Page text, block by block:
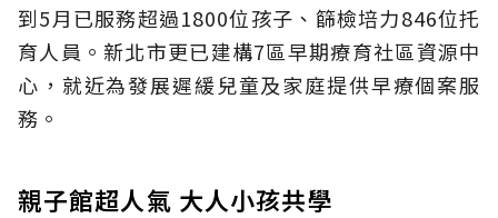
到5月已服務超過1800位孩子、篩檢培力846位托
育人員。新北市更已建構7區早期療育社區資源中
心，就近為發展遲緩兒童及家庭提供早療個案服
務。
親子館超人氣 大人小孩共學